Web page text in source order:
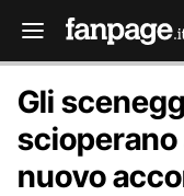
Gli
scioperano
nuovo